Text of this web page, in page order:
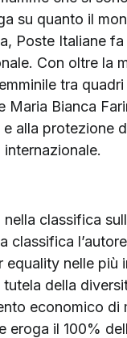
su quanto il
Poste Italiane
Con oltre la
tra
Bianca
alla protezione
classifica
classifica
nelle
della
economico
il 100%